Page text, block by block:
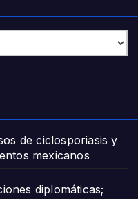
de ciclosporiasis y
mexicanos
diplomáticas;